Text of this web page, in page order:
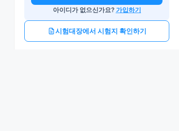
아이디가 없으신가요?가입하기
시험대장에서 시험지 확인하기